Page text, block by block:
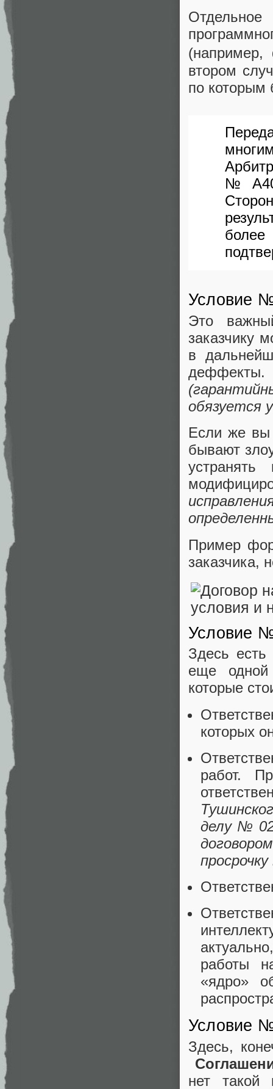
втором
по которым
№
Условие
Это
заказчику
в
обязуется
Если же вы
бывают
Пример
заказчика,
Условие
Здесь
еще
которые
которых
работ.
делу №
работы
«ядро»
Условие
Здесь,
нет такой